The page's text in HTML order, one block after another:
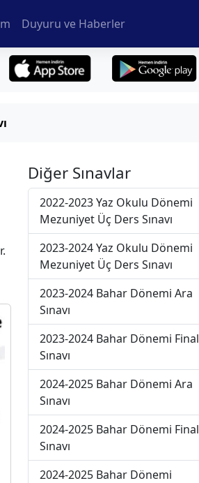
Duyuru ve Haberler
Diğer Sınavlar
2022-2023 Yaz Okulu Dönemi
Mezuniyet Üç Ders Sınavı
2023-2024 Yaz Okulu Dönemi
Mezuniyet Üç Ders Sınavı
2023-2024 Bahar Dönemi Ara
Sınavı
2023-2024 Bahar Dönemi Final
Sınavı
2024-2025 Bahar Dönemi Ara
Sınavı
2024-2025 Bahar Dönemi Final
Sınavı
2024-2025 Bahar Dönemi